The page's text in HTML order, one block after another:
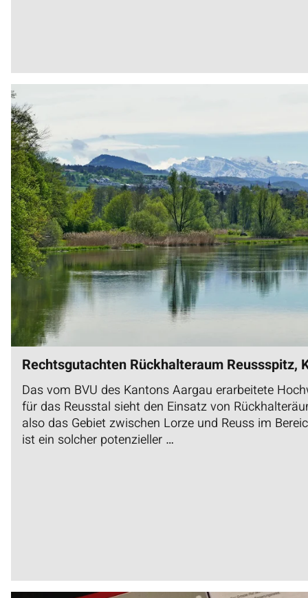
Rechtsgutachten Rückhalteraum Reussspitz,
Das vom BVU des Kantons Aargau erarbeitete
für das Reusstal sieht den Einsatz von
also das Gebiet zwischen Lorze und Reuss im
ist ein solcher potenzieller …